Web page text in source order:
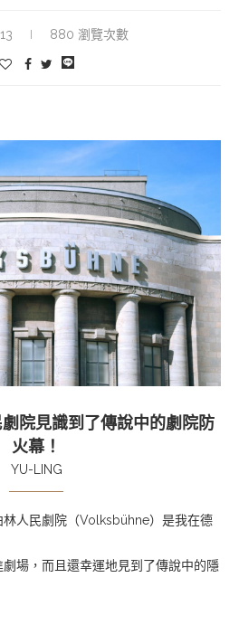
880 瀏覽次數
院見識到了傳說中的劇院防
火幕！
YU-LING
人民劇院（Volksbühne）是我在德
場，而且還幸運地見到了傳說中的隱